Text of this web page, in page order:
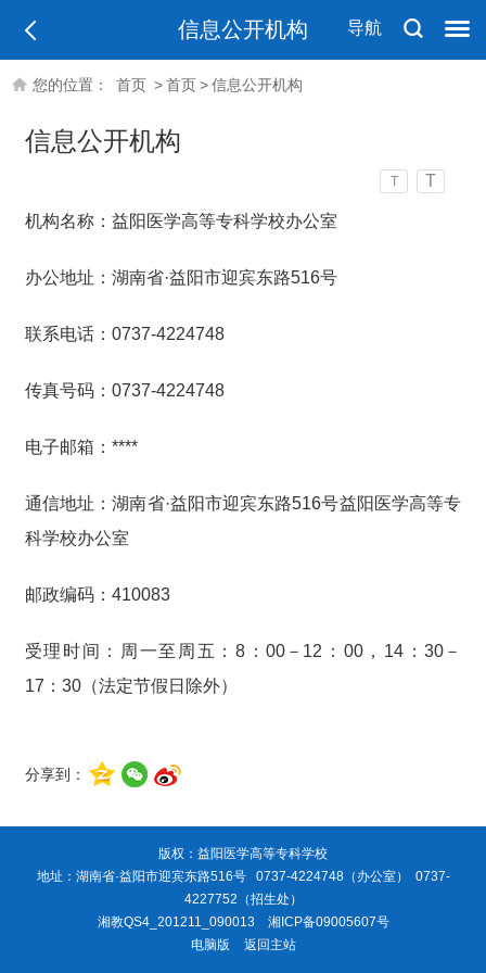
导航
信息公开机构
您的位置： 首页 >首页>信息公开机构
信息公开机构
T T
机构名称：益阳医学高等专科学校办公室
办公地址：湖南省·益阳市迎宾东路516号
联系电话：0737-4224748
传真号码：0737-4224748
电子邮箱：****
通信地址：湖南省·益阳市迎宾东路516号益阳医学高等专
科学校办公室
邮政编码：410083
受理时间：周一至周五：8：00－12：00，14：30－
17：30（法定节假日除外）
分享到：
版权：益阳医学高等专科学校
地址：湖南省·益阳市迎宾东路516号 0737-4224748（办公室） 0737-
4227752（招生处）
湘教QS4_201211_090013 湘ICP备09005607号
电脑版
返回主站